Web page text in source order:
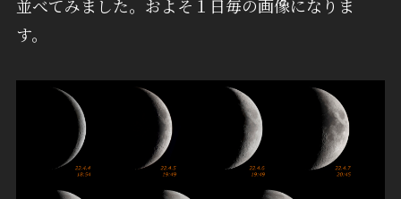
並べてみました。およそ１日毎の画像になりま
す。